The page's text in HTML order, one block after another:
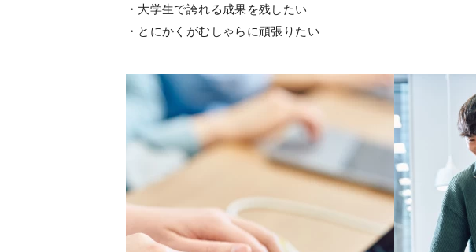
・大学生で誇れる成果を残したい
・とにかくがむしゃらに頑張りたい